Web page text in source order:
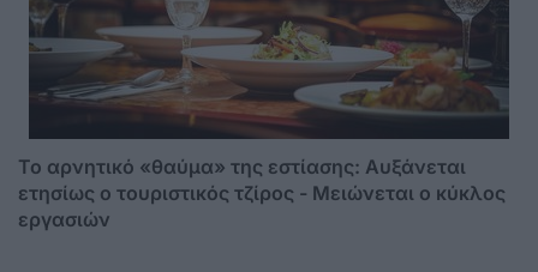
Το αρνητικό «θαύμα» της εστίασης: Αυξάνεται
ετησίως ο τουριστικός τζίρος - Mειώνεται ο κύκλος
εργασιών